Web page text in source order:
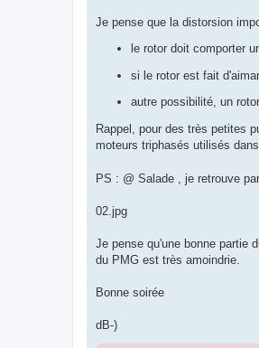
Je pense que la distorsion
le rotor doit comporter
si le rotor est fait
autre possibilité, un
Rappel, pour des très petites
moteurs triphasés utilisés
PS : @ Salade , je retrouve
02.jpg
Je pense qu'une bonne partie
du PMG est très amoindrie.
Bonne soirée
dB-)